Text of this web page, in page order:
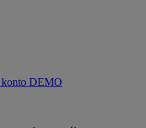
DEMO